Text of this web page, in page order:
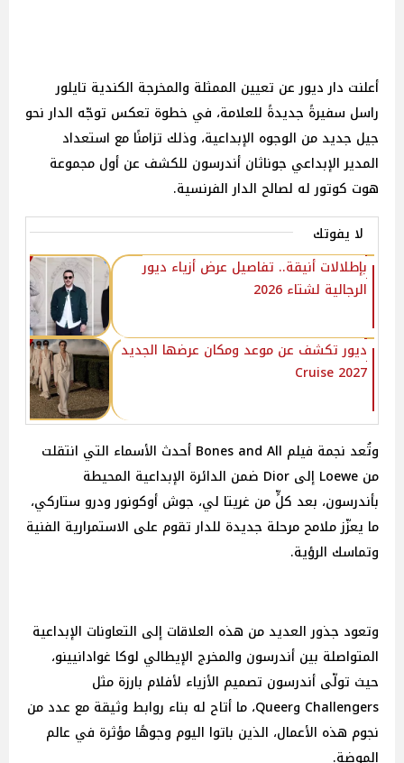
أعلنت دار ديور عن تعيين الممثلة والمخرجة الكندية تايلور
راسل سفيرةً جديدةً للعلامة، في خطوة تعكس توجّه الدار نحو
جيل جديد من الوجوه الإبداعية، وذلك تزامنًا مع استعداد
المدير الإبداعي جوناثان أندرسون للكشف عن أول مجموعة
هوت كوتور له لصالح الدار الفرنسية.
لا يفوتك
بإطلالات أنيقة.. تفاصيل عرض أزياء ديور
الرجالية لشتاء 2026
ديور تكشف عن موعد ومكان عرضها الجديد
Cruise 2027
وتُعد نجمة فيلم Bones and All أحدث الأسماء التي انتقلت
من Loewe إلى Dior ضمن الدائرة الإبداعية المحيطة
بأندرسون، بعد كلٍّ من غريتا لي، جوش أوكونور ودرو ستاركي،
ما يعزّز ملامح مرحلة جديدة للدار تقوم على الاستمرارية الفنية
وتماسك الرؤية.
وتعود جذور العديد من هذه العلاقات إلى التعاونات الإبداعية
المتواصلة بين أندرسون والمخرج الإيطالي لوكا غوادانيينو،
حيث تولّى أندرسون تصميم الأزياء لأفلام بارزة مثل
Challengers وQueer، ما أتاح له بناء روابط وثيقة مع عدد من
نجوم هذه الأعمال، الذين باتوا اليوم وجوهًا مؤثرة في عالم
الموضة.